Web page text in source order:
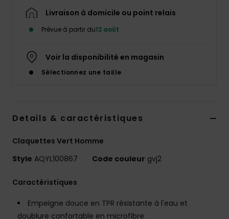
Livraison à domicile ou point relais
Prévue à partir du12 août
Voir la disponibilité en magasin
Sélectionnez une taille
Details & caractéristiques
Claquettes Vert Homme
Style AQYL100867 Code couleur gvj2
Caractéristiques
Empeigne douce en TPR résistante à l'eau et
doublure confortable en microfibre